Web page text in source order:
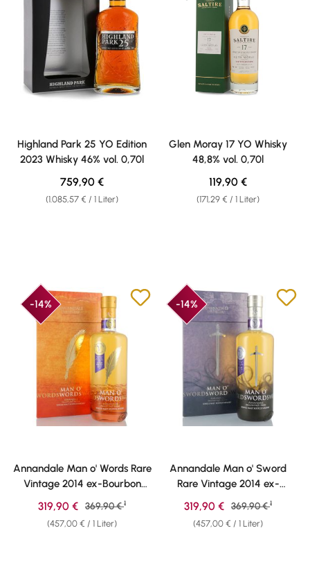
Highland Park 25 YO Edition
2023 Whisky 46% vol. 0,70l
(1.085,57 € / 1 Liter)
Regulärer Preis:
759,90 €
Glen Moray 17 YO Whisky
48,8% vol. 0,70l
(171,29 € / 1 Liter)
Regulärer Preis:
119,90 €
-14%
Annandale Man o' Words Rare
Vintage 2014 ex-Bourbon
Whisky 61,5% vol. 0,70l
(457,00 € / 1 Liter)
Verkaufspreis:
319,90 € Regulärer Preis:
369,90 € 1
-14%
Annandale Man o' Sword
Rare Vintage 2014 ex-
Bourbon Whisky 61,1% vol.
0,70
(457,00 € / 1 Liter)
Verkaufspreis:
319,90 € Regulärer Preis:
369,90 € 1